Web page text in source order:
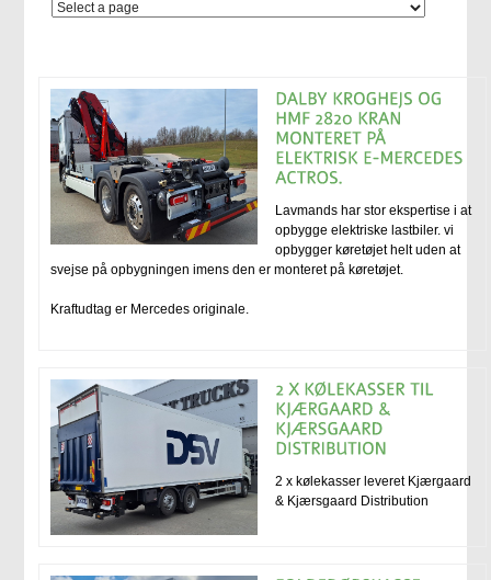
Lavmands har stor ekspertise i at
opbygge elektriske lastbiler. vi
opbygger køretøjet helt uden at
svejse på opbygningen imens den er monteret på køretøjet.
Kraftudtag er Mercedes originale.
2 x kølekasser leveret Kjærgaard
& Kjærsgaard Distribution